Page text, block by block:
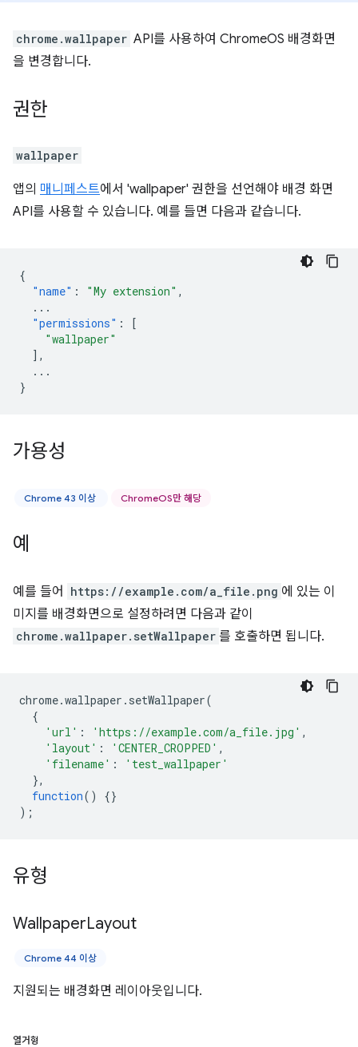
chrome.wallpaper API를 사용하여 ChromeOS 배경화면
을 변경합니다.
권한
wallpaper
앱의 매니페스트에서 'wallpaper' 권한을 선언해야 배경 화면
API를 사용할 수 있습니다. 예를 들면 다음과 같습니다.
{
"name" : "My extension" ,
...
"permissions" :
[
"wallpaper"
],
...
}
가용성
Chrome 43 이상 ChromeOS만 해당
예
예를 들어 https://example.com/a_file.png 에 있는 이
미지를 배경화면으로 설정하려면 다음과 같이
chrome.wallpaper.setWallpaper 를 호출하면 됩니다.
chrome.wallpaper . setWallpaper(
{
'url' : 'https://example.com/a_file.jpg' ,
'layout' : 'CENTER_CROPPED' ,
'filename' :
'test_wallpaper'
},
function()
{}
);
유형
WallpaperLayout
Chrome 44 이상
지원되는 배경화면 레이아웃입니다.
열거형